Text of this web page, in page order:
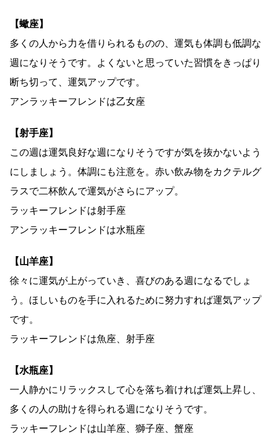
【蠍座】
多くの人から力を借りられるものの、運気も体調も低調な
週になりそうです。よくないと思っていた習慣をきっぱり
断ち切って、運気アップです。
アンラッキーフレンドは乙女座
【射手座】
この週は運気良好な週になりそうですが気を抜かないよう
にしましょう。体調にも注意を。赤い飲み物をカクテルグ
ラスで二杯飲んで運気がさらにアップ。
ラッキーフレンドは射手座
アンラッキーフレンドは水瓶座
【山羊座】
徐々に運気が上がっていき、喜びのある週になるでしょ
う。ほしいものを手に入れるために努力すれば運気アップ
です。
ラッキーフレンドは魚座、射手座
【水瓶座】
一人静かにリラックスして心を落ち着ければ運気上昇し、
多くの人の助けを得られる週になりそうです。
ラッキーフレンドは山羊座、獅子座、蟹座